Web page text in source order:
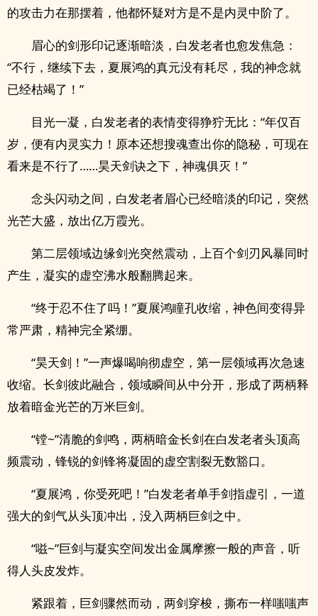
的攻击力在那摆着，他都怀疑对方是不是内灵中阶了。
眉心的剑形印记逐渐暗淡，白发老者也愈发焦急：
“不行，继续下去，夏展鸿的真元没有耗尽，我的神念就
已经枯竭了！”
目光一凝，白发老者的表情变得狰狞无比：“年仅百
岁，便有内灵实力！原本还想搜魂查出你的隐秘，可现在
看来是不行了……昊天剑诀之下，神魂俱灭！”
念头闪动之间，白发老者眉心已经暗淡的印记，突然
光芒大盛，放出亿万霞光。
第二层领域边缘剑光突然震动，上百个剑刃风暴同时
产生，凝实的虚空沸水般翻腾起来。
“终于忍不住了吗！”夏展鸿瞳孔收缩，神色间变得异
常严肃，精神完全紧绷。
“昊天剑！”一声爆喝响彻虚空，第一层领域再次急速
收缩。长剑彼此融合，领域瞬间从中分开，形成了两柄释
放着暗金光芒的万米巨剑。
“镗~”清脆的剑鸣，两柄暗金长剑在白发老者头顶高
频震动，锋锐的剑锋将凝固的虚空割裂无数豁口。
“夏展鸿，你受死吧！”白发老者单手剑指虚引，一道
强大的剑气从头顶冲出，没入两柄巨剑之中。
“嗞~”巨剑与凝实空间发出金属摩擦一般的声音，听
得人头皮发炸。
紧跟着，巨剑骤然而动，两剑穿梭，撕布一样嗤嗤声